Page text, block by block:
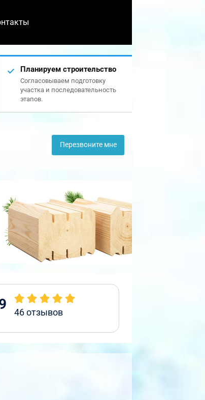
Планируем строительство
Согласовываем подготовку
участка и последовательность
этапов.
Перезвоните мне
46отзывов